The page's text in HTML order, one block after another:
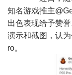
知名游戏推主
出色表现给予赞
演示和截图，认
ro。